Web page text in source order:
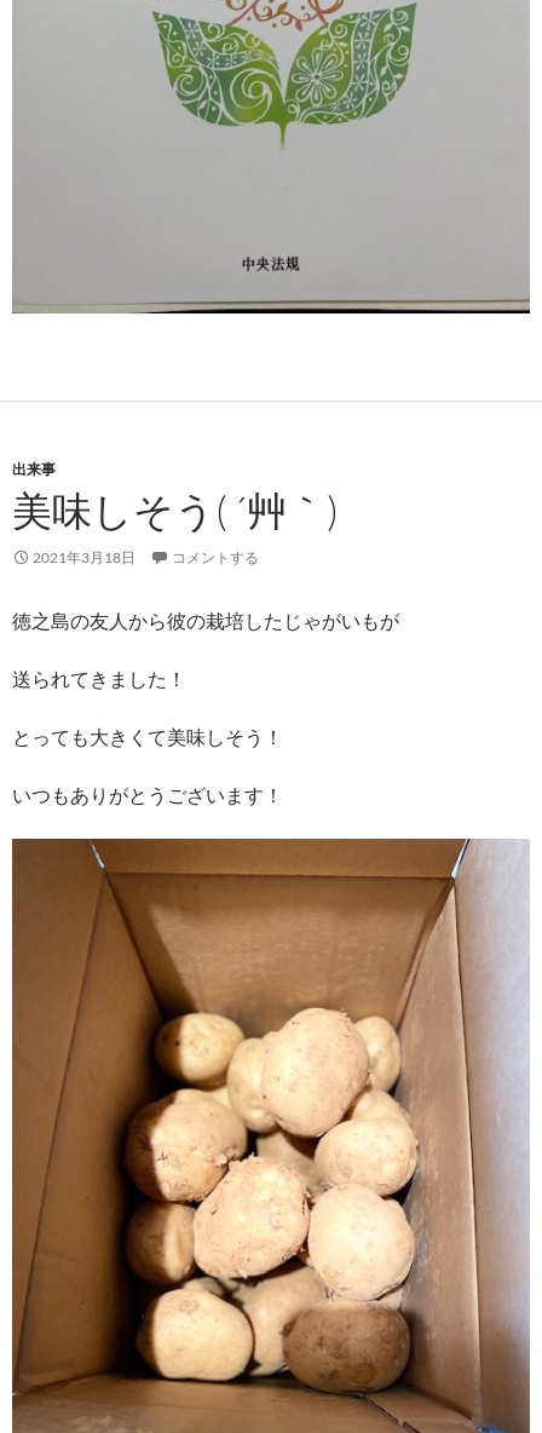
出来事
美味しそう( ´艸｀)
2021年3月18日 コメントする
徳之島の友人から彼の栽培したじゃがいもが
送られてきました！
とっても大きくて美味しそう！
いつもありがとうございます！